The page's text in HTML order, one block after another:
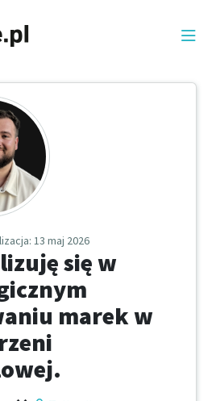
: 13 maj 2026
się w
marek w